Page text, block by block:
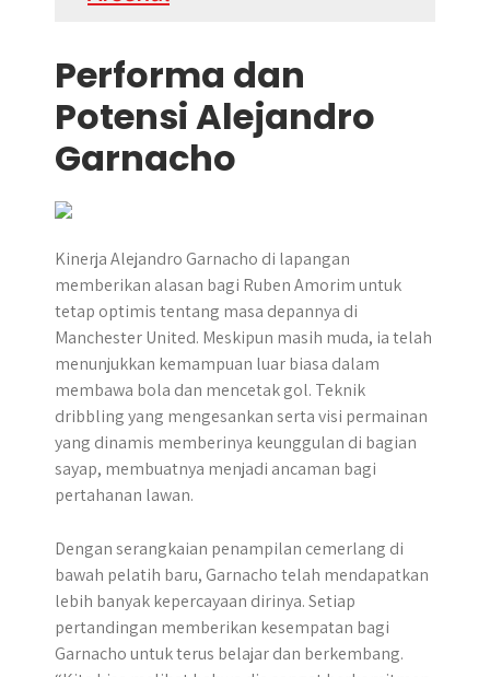
Performa dan
Potensi Alejandro
Garnacho
Kinerja Alejandro Garnacho di lapangan
memberikan alasan bagi Ruben Amorim untuk
tetap optimis tentang masa depannya di
Manchester United. Meskipun masih muda, ia telah
menunjukkan kemampuan luar biasa dalam
membawa bola dan mencetak gol. Teknik
dribbling yang mengesankan serta visi permainan
yang dinamis memberinya keunggulan di bagian
sayap, membuatnya menjadi ancaman bagi
pertahanan lawan.
Dengan serangkaian penampilan cemerlang di
bawah pelatih baru, Garnacho telah mendapatkan
lebih banyak kepercayaan dirinya. Setiap
pertandingan memberikan kesempatan bagi
Garnacho untuk terus belajar dan berkembang.